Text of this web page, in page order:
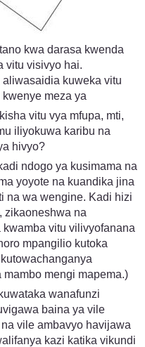
kwa darasa kwenda
vitu visivyo hai.
kuweka vitu
meza ya
vitu vya mfupa, mti,
iliyokuwa karibu na
hivyo?
ndogo ya kusimama na
yoyote na kuandika jina
na wa wengine. Kadi hizi
zikaoneshwa na
vitu vilivyofanana
mpangilio kutoka
mengi mapema.)
wanafunzi
baina ya vile
vile ambavyo havijawa
kazi katika vikundi